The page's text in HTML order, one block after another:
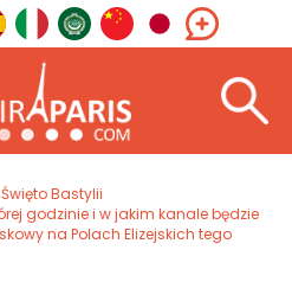
Święto Bastylii
godzinie i w jakim kanale będzie
na Polach Elizejskich tego